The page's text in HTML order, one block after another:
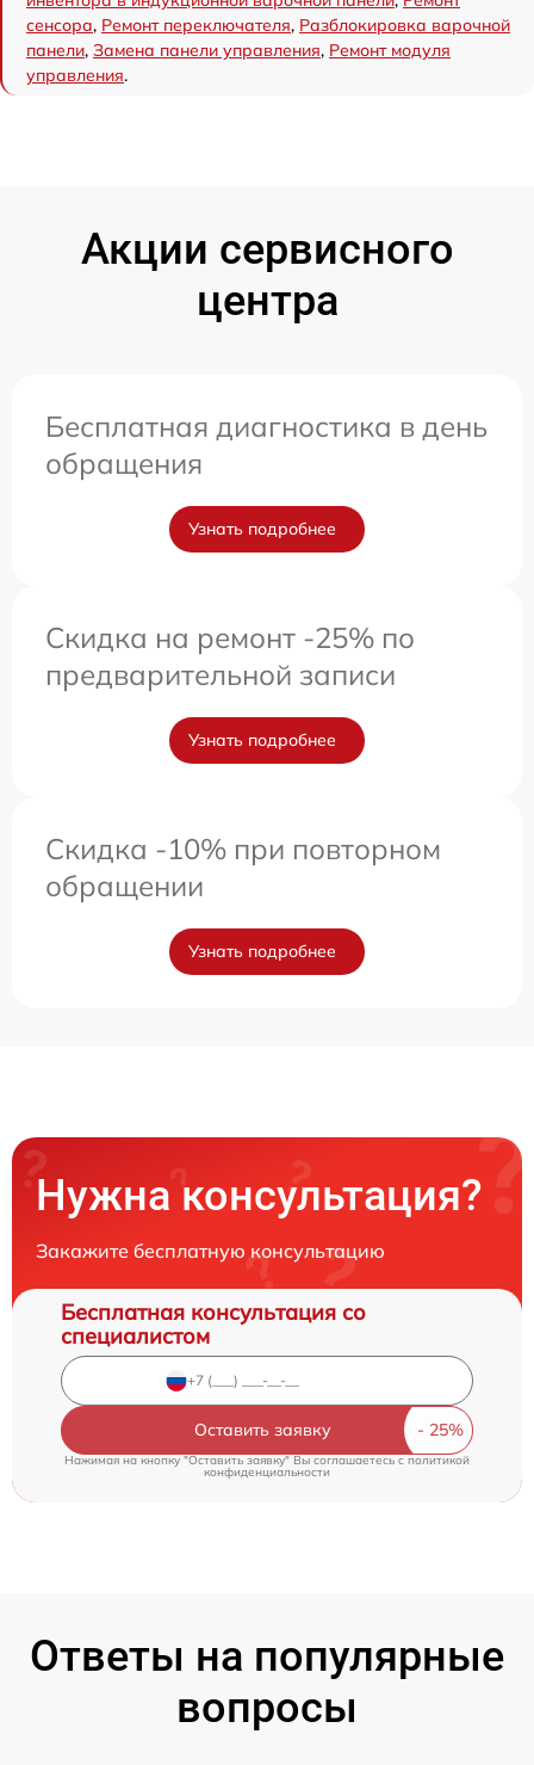
сенсора, Ремонт переключателя, Разблокировка варочной
панели, Замена панели управления, Ремонт модуля
управления.
Акции сервисного
центра
Бесплатная диагностика в день
обращения
Узнать подробнее
Скидка на ремонт -25% по
предварительной записи
Узнать подробнее
Скидка -10% при повторном
обращении
Узнать подробнее
Нужна консультация?
Закажите бесплатную консультацию
Бесплатная консультация со
специалистом
Оставить заявку
Нажимая на кнопку "Оставить заявку" Вы соглашаетесь cполитикой
конфиденциальности
Ответы на популярные
вопросы